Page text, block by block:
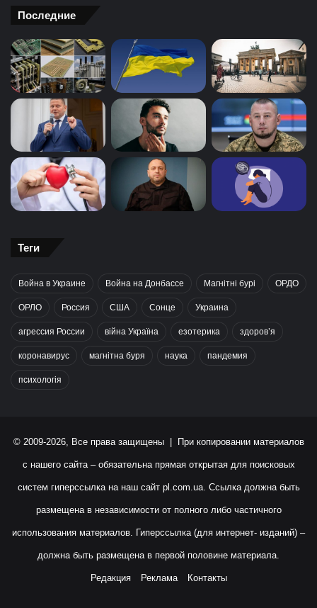
Последние
Теги
Война в Украине Война на Донбассе Магнітні бурі ОРДО
ОРЛО Россия США Сонце Украина
агрессия России війна Україна езотерика здоров’я
коронавирус магнітна буря наука пандемия
психологія
© 2009-2026, Все права защищены | При копировании материалов
с нашего сайта – обязательна прямая открытая для поисковых
систем гиперссылка на наш сайт pl.com.ua. Ссылка должна быть
размещена в независимости от полного либо частичного
использования материалов. Гиперссылка (для интернет- изданий) –
должна быть размещена в первой половине материала.
Редакция Реклама Контакты